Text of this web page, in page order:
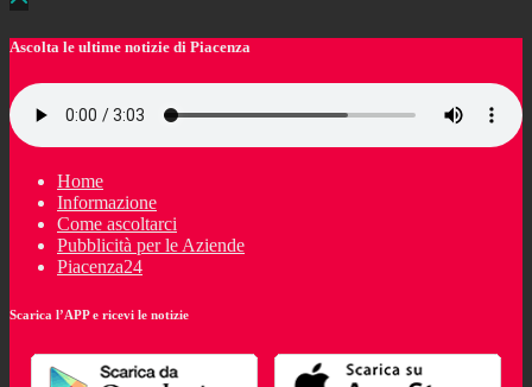
Ascolta le ultime notizie di Piacenza
Home
Informazione
Come ascoltarci
Pubblicità per le Aziende
Piacenza24
Scarica l’APP e ricevi le notizie